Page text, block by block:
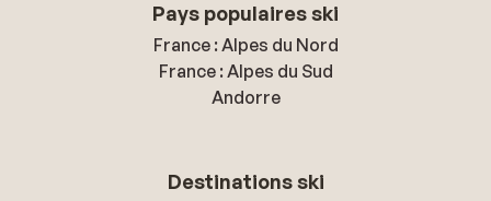
Pays populaires ski
France : Alpes du Nord
France : Alpes du Sud
Andorre
Destinations ski